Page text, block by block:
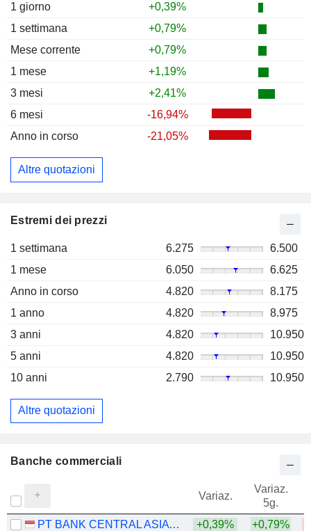
1 giorno
+0,39%
1 settimana
+0,79%
Mese corrente
+0,79%
1 mese
+1,19%
3 mesi
+2,41%
6 mesi
-16,94%
Anno in corso
-21,05%
Altre quotazioni
Estremi dei prezzi
1 settimana 6.275
6.500
1 mese
6.050
6.625
Anno in corso
4.820
8.175
1 anno
4.820
8.975
3 anni
4.820
10.950
5 anni
4.820
10.950
10 anni
2.790 10.950
Altre quotazioni
Banche commerciali
Variaz.
Variaz.
5g.
PT BANK CENTRAL ASIA TBK +0,39% +0,79%